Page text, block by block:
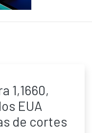
1,1660,
EUA
de cortes